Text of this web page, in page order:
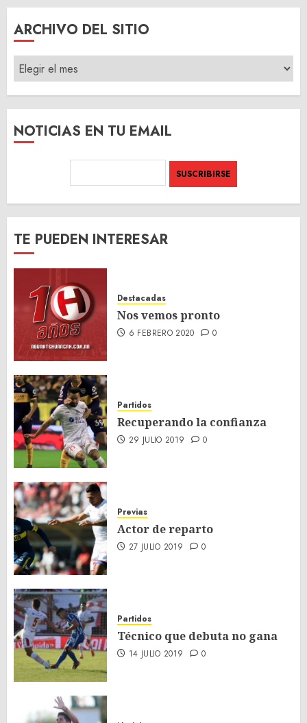
ARCHIVO DEL SITIO
ARCHIVO
DEL
SITIO
NOTICIAS EN TU EMAIL
TE PUEDEN INTERESAR
Destacadas
Nos vemos pronto
6 FEBRERO 2020 0
Partidos
Recuperando la confianza
29 JULIO 2019 0
Previas
Actor de reparto
27 JULIO 2019 0
Partidos
Técnico que debuta no gana
14 JULIO 2019 0